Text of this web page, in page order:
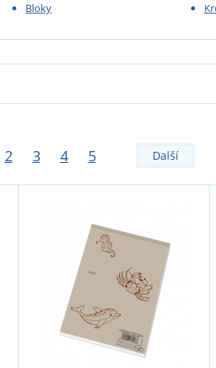
Bloky
2 3 4 5 Další